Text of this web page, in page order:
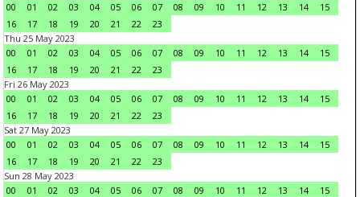
00
01 02 03 04 05 06 07 08 09 10 11 12 13 14
15
16
17 18 19 20 21 22
23
Thu 25 May 2023
00
01 02 03 04 05 06 07 08 09 10 11 12 13 14
15
16
17 18 19 20 21 22
23
Fri 26 May 2023
00
01 02 03 04 05 06 07 08 09 10 11 12 13 14
15
16
17 18 19 20 21 22
23
Sat 27 May 2023
00
01 02 03 04 05 06 07 08 09 10 11 12 13 14
15
16
17 18 19 20 21 22
23
Sun 28 May 2023
00
01 02 03 04 05 06 07 08 09 10 11 12 13 14
15